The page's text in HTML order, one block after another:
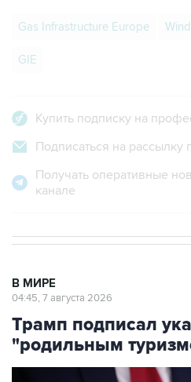
Gas Infrastructure Europe
GIE
Купить подписку на
Подписаться на рассылку
Получать оперативные
канале
В МИРЕ
04:45, 7 августа 2026
Трамп подписал
"родильным